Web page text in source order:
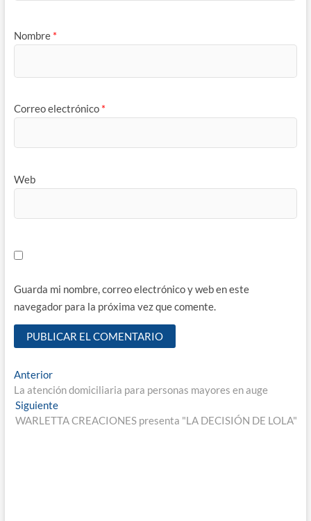
Nombre *
Correo electrónico *
Web
Guarda mi nombre, correo electrónico y web en este
navegador para la próxima vez que comente.
Navegación
de
entradas
AnteriorEntrada
anterior:
La atención domiciliaria para personas mayores en auge
SiguienteEntrada
siguiente:
WARLETTA CREACIONES presenta "LA DECISIÓN DE LOLA"